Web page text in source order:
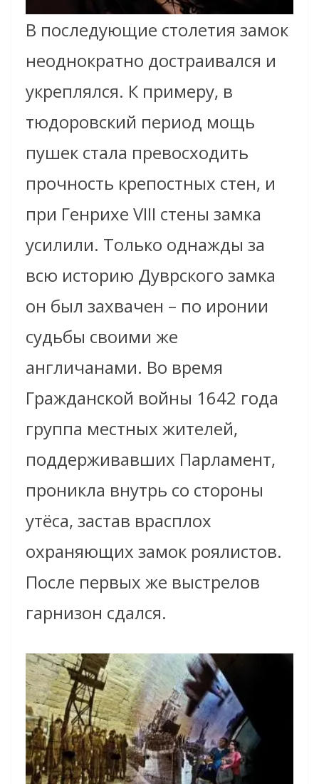
В последующие столетия замок
неоднократно достраивался и
укреплялся. К примеру, в
тюдоровский период мощь
пушек стала превосходить
прочность крепостных стен, и
при Генрихе VIII стены замка
усилили. Только однажды за
всю историю Дуврского замка
он был захвачен – по иронии
судьбы своими же
англичанами. Во время
Гражданской войны 1642 года
группа местных жителей,
поддерживавших Парламент,
проникла внутрь со стороны
утёса, застав врасплох
охраняющих замок роялистов.
После первых же выстрелов
гарнизон сдался.